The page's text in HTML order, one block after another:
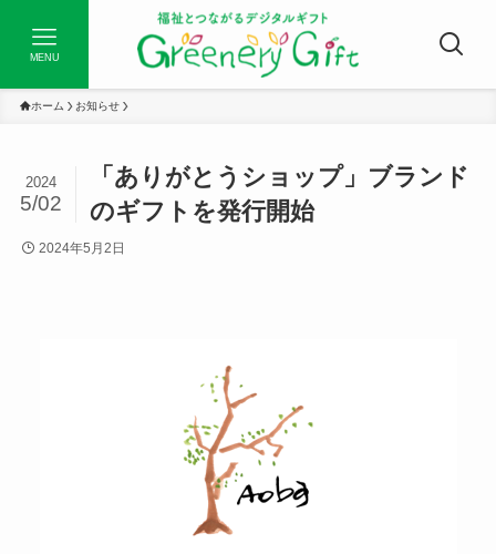
MENU
ホーム お知らせ
「ありがとうショップ」ブランド
のギフトを発行開始
2024
5/02
2024年5月2日